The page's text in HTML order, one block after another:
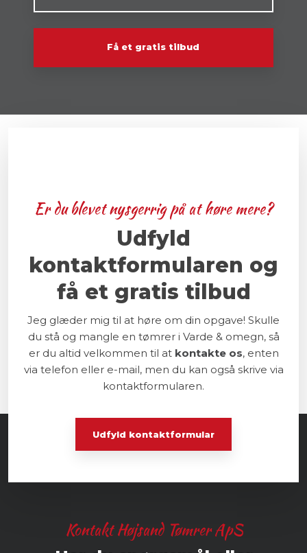
Få et gratis tilbud
Er du blevet nysgerrig på at høre mere?
Udfyld
kontaktformularen ​og
få et gratis tilbud
Jeg glæder mig til at høre om din opgave! Skulle
du stå og mangle en tømrer i Varde & omegn, så
er du altid velkommen til at kontakte os, enten
via telefon eller e-mail, men du kan også skrive via
kontaktformularen.
Udfyld kontaktformular​
Kontakt Højsand Tømrer ApS